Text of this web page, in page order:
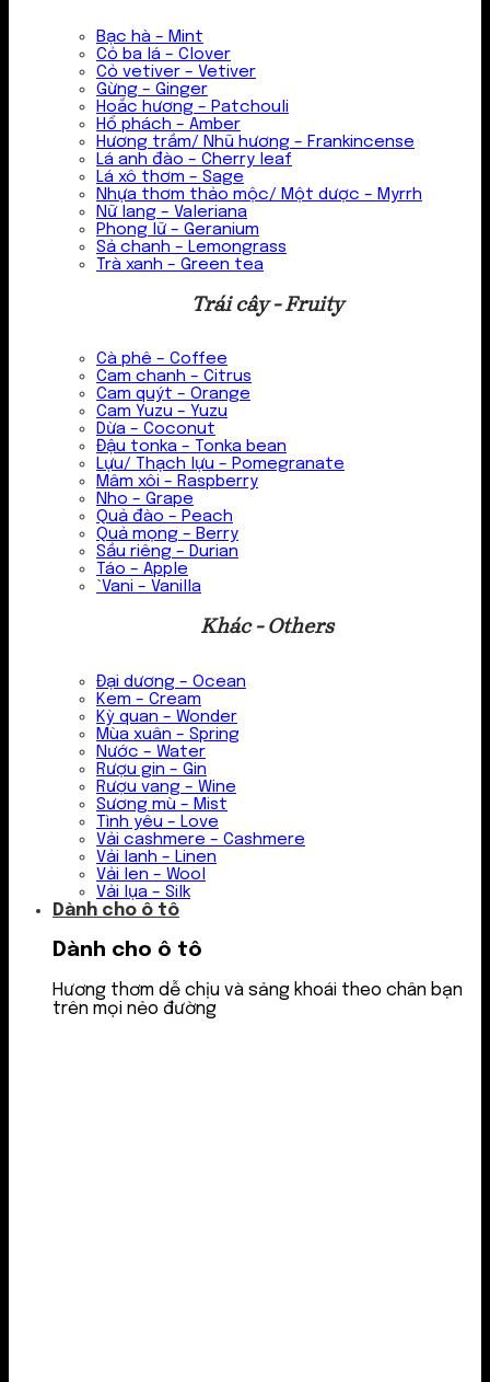
Bạc hà – Mint
Cỏ ba lá – Clover
Cỏ vetiver – Vetiver
Gừng – Ginger
Hoắc hương – Patchouli
Hổ phách – Amber
Hương trầm/ Nhũ hương – Frankincense
Lá anh đào – Cherry leaf
Lá xô thơm – Sage
Nhựa thơm thảo mộc/ Một dược – Myrrh
Nữ lang – Valeriana
Phong lữ – Geranium
Sả chanh – Lemongrass
Trà xanh – Green tea
Trái cây - Fruity
Cà phê – Coffee
Cam chanh – Citrus
Cam quýt – Orange
Cam Yuzu – Yuzu
Dừa – Coconut
Đậu tonka – Tonka bean
Lựu/ Thạch lựu – Pomegranate
Mâm xôi – Raspberry
Nho – Grape
Quả đào – Peach
Quả mọng – Berry
Sầu riêng – Durian
Táo – Apple
`Vani – Vanilla
Khác - Others
Đại dương – Ocean
Kem – Cream
Kỳ quan – Wonder
Mùa xuân – Spring
Nước – Water
Rượu gin – Gin
Rượu vang – Wine
Sương mù – Mist
Tình yêu – Love
Vải cashmere – Cashmere
Vải lanh – Linen
Vải len – Wool
Vải lụa – Silk
Dành cho ô tô
Dành cho ô tô
Hương thơm dễ chịu và sảng khoái theo chân bạn
trên mọi nẻo đường